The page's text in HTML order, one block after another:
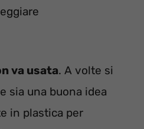
va usata. A volte si
sia una buona idea
in plastica per